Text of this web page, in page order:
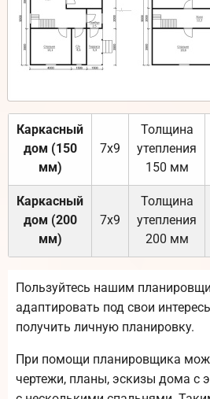
Каркасный
дом (150
мм)
7х9
Толщина
утепления
150 мм
Каркасный
дом (200
мм)
7х9
Толщина
утепления
200 мм
Пользуйтесь нашим
адаптировать под свои
получить личную планировку.
При помощи планировщика
чертежи, планы, эскизы дома с